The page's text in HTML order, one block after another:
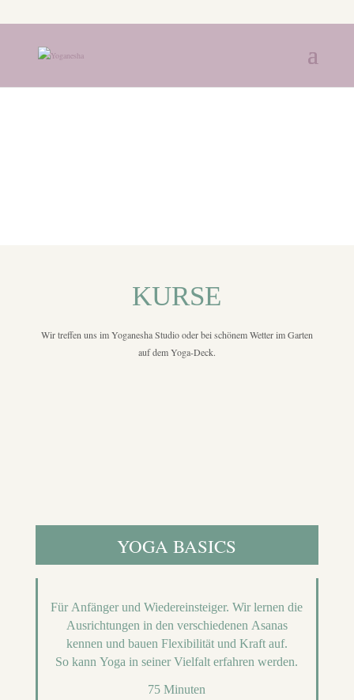
KURSE
Wir treffen uns im Yoganesha Studio oder bei schönem Wetter im Garten
auf dem Yoga-Deck.
YOGA BASICS
Für Anfänger und Wiedereinsteiger.Wir lernen die
Ausrichtungen in den verschiedenen Asanas
kennen und bauen Flexibilität und Kraftauf.
So kann Yoga in seiner Vielfalt erfahren werden.
75 Minuten